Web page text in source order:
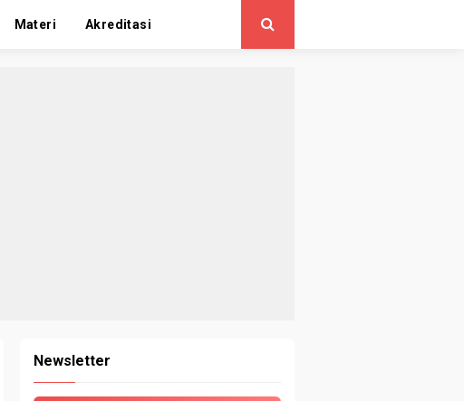
Materi Akreditasi
Newsletter